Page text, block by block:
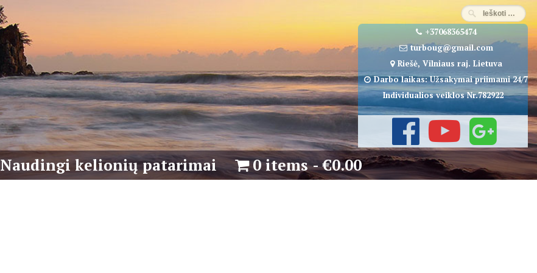
+37068365474
turboug@gmail.com
Riešė, Vilniaus raj. Lietuva
Darbo laikas: Užsakymai priimami 24/7
Individualios veiklos Nr.782922
Naudingi kelionių patarimai 0 items €0.00